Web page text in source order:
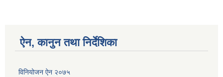
ऐन, कानुन तथा निर्देशिका
विनियोजन ऐन २०७५